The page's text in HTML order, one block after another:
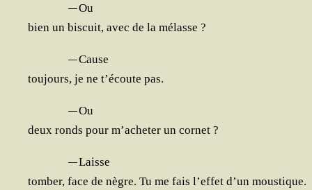
—Ou
bien un bis­cuit, avec de la mélasse ?
—Cause
tou­jours, je ne t’écoute pas.
—Ou
deux ronds pour m’acheter un cornet ?
—Laisse
tom­ber, face de nègre. Tu me fais l’effet d’un moustique.